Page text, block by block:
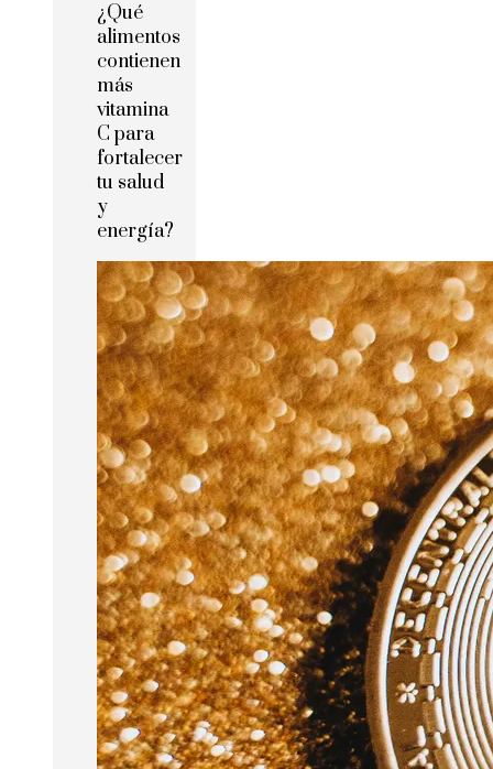
¿Qué
alimentos
contienen
más
vitamina
C para
fortalecer
tu salud
y
energía?